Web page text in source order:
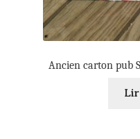
Ancien carton pub